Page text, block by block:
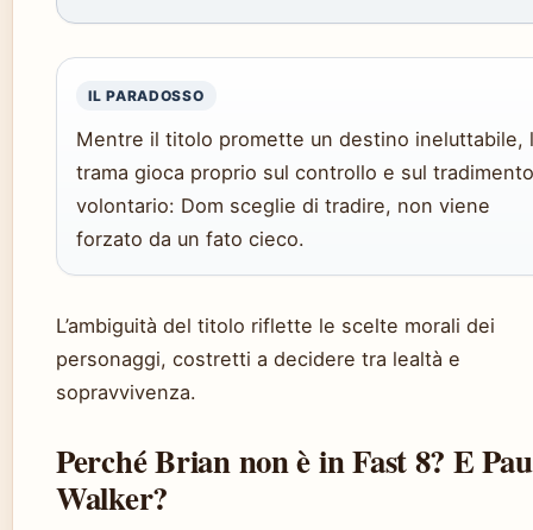
IL PARADOSSO
Mentre il titolo promette un destino ineluttabile,
trama gioca proprio sul controllo e sul tradimento
volontario: Dom sceglie di tradire, non viene
forzato da un fato cieco.
L’ambiguità del titolo riflette le scelte morali dei
personaggi, costretti a decidere tra lealtà e
sopravvivenza.
Perché Brian non è in Fast 8? E
Walker?